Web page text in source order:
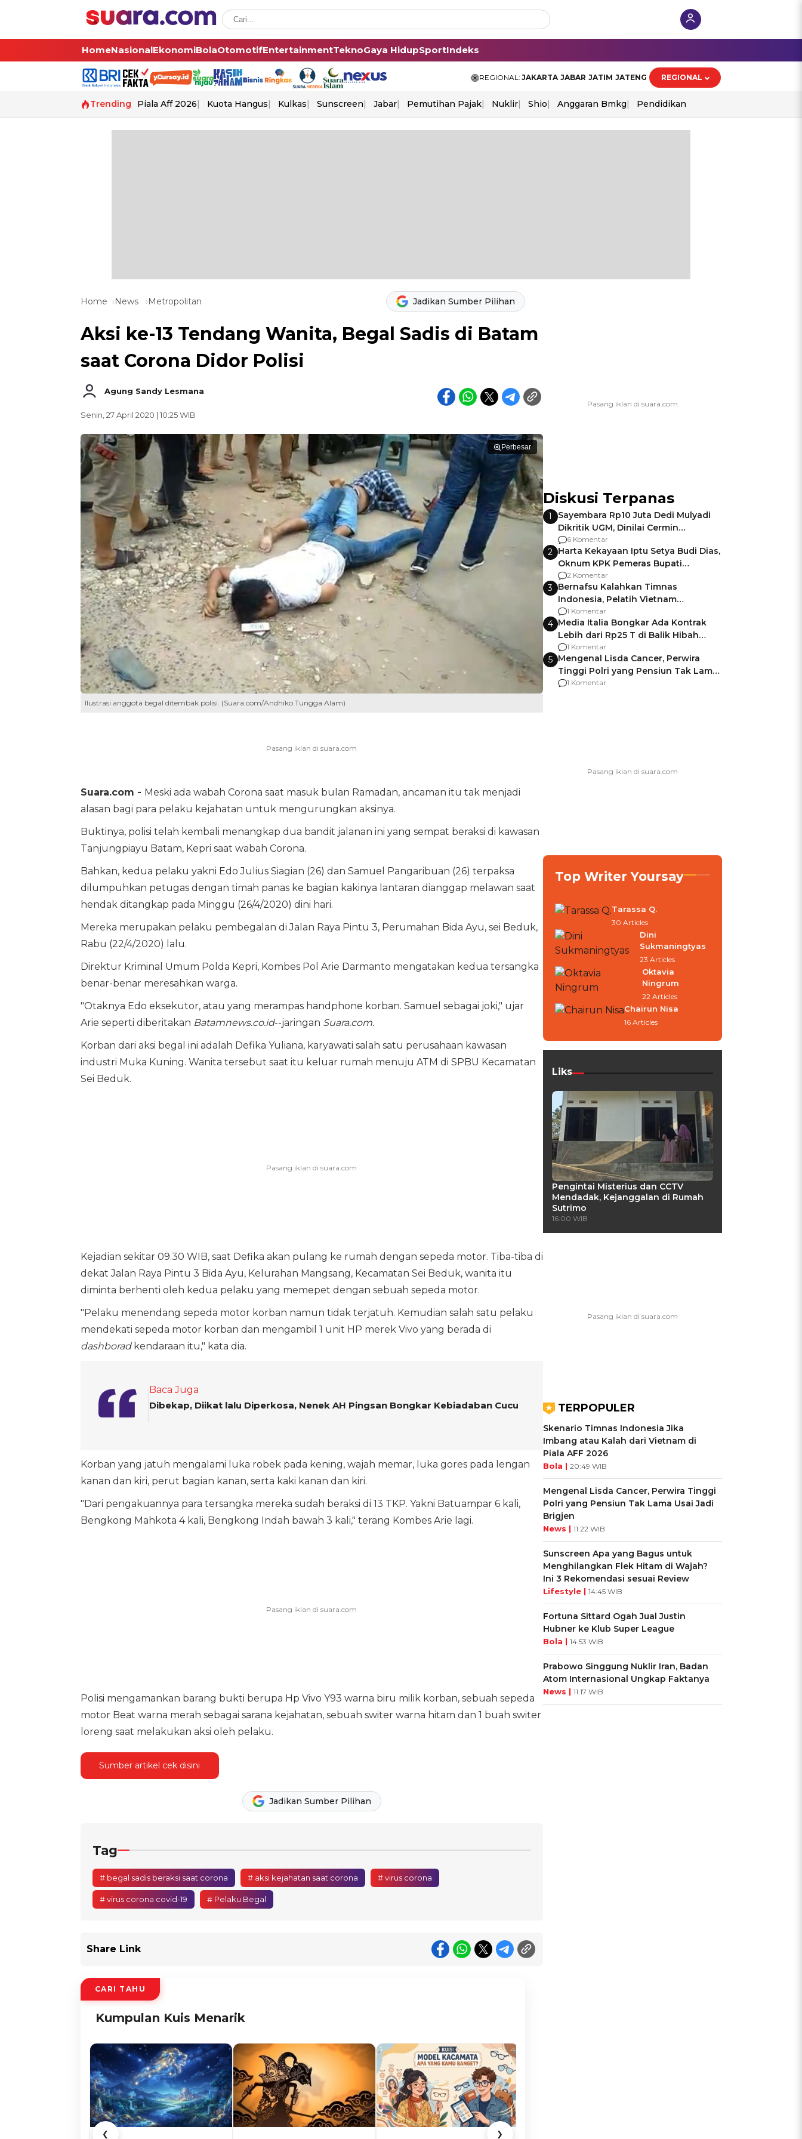
HomeNasionalEkonomiBolaOtomotifEntertainmentTeknoGaya HidupSportIndeks
REGIONAL: JAKARTA JABAR JATIM JATENG REGIONAL
Trending Piala Aff 2026 Kuota Hangus Kulkas Sunscreen Jabar Pemutihan Pajak Nuklir Shio Anggaran Bmkg Pendidikan
Home News Metropolitan Jadikan Sumber Pilihan
Aksi ke-13 Tendang Wanita, Begal Sadis di Batam
saat Corona Didor Polisi
Agung Sandy Lesmana
Senin, 27 April 2020 | 10:25 WIB
Perbesar
Ilustrasi anggota begal ditembak polisi. (Suara.com/Andhiko Tungga Alam)
Suara.com - Meski ada wabah Corona saat masuk bulan Ramadan, ancaman itu tak menjadi
alasan bagi para pelaku kejahatan untuk mengurungkan aksinya.
Buktinya, polisi telah kembali menangkap dua bandit jalanan ini yang sempat beraksi di kawasan
Tanjungpiayu Batam, Kepri saat wabah Corona.
Bahkan, kedua pelaku yakni Edo Julius Siagian (26) dan Samuel Pangaribuan (26) terpaksa
dilumpuhkan petugas dengan timah panas ke bagian kakinya lantaran dianggap melawan saat
hendak ditangkap pada Minggu (26/4/2020) dini hari.
Mereka merupakan pelaku pembegalan di Jalan Raya Pintu 3, Perumahan Bida Ayu, sei Beduk,
Rabu (22/4/2020) lalu.
Direktur Kriminal Umum Polda Kepri, Kombes Pol Arie Darmanto mengatakan kedua tersangka
benar-benar meresahkan warga.
"Otaknya Edo eksekutor, atau yang merampas handphone korban. Samuel sebagai joki," ujar
Arie seperti diberitakan Batamnews.co.id--jaringan Suara.com.
Korban dari aksi begal ini adalah Defika Yuliana, karyawati salah satu perusahaan kawasan
industri Muka Kuning. Wanita tersebut saat itu keluar rumah menuju ATM di SPBU Kecamatan
Sei Beduk.
Kejadian sekitar 09.30 WIB, saat Defika akan pulang ke rumah dengan sepeda motor. Tiba-tiba di
dekat Jalan Raya Pintu 3 Bida Ayu, Kelurahan Mangsang, Kecamatan Sei Beduk, wanita itu
diminta berhenti oleh kedua pelaku yang memepet dengan sebuah sepeda motor.
"Pelaku menendang sepeda motor korban namun tidak terjatuh. Kemudian salah satu pelaku
mendekati sepeda motor korban dan mengambil 1 unit HP merek Vivo yang berada di
dashboradkendaraan itu," kata dia.
Baca Juga
Dibekap, Diikat lalu Diperkosa, Nenek AH Pingsan Bongkar Kebiadaban Cucu
Korban yang jatuh mengalami luka robek pada kening, wajah memar, luka gores pada lengan
kanan dan kiri, perut bagian kanan, serta kaki kanan dan kiri.
"Dari pengakuannya para tersangka mereka sudah beraksi di 13 TKP. Yakni Batuampar 6 kali,
Bengkong Mahkota 4 kali, Bengkong Indah bawah 3 kali," terang Kombes Arie lagi.
Polisi mengamankan barang bukti berupa Hp Vivo Y93 warna biru milik korban, sebuah sepeda
motor Beat warna merah sebagai sarana kejahatan, sebuah switer warna hitam dan 1 buah switer
loreng saat melakukan aksi oleh pelaku.
Sumber artikel cek disini
Jadikan Sumber Pilihan
Tag
# begal sadis beraksi saat corona # aksi kejahatan saat corona # virus corona
# virus corona covid-19 # Pelaku Begal
Share Link
CARI TAHU
Kumpulan Kuis Menarik
❮ ❯
Diskusi Terpanas
1
Sayembara Rp10 Juta Dedi Mulyadi
Dikritik UGM, Dinilai Cermin
Gagalnya Negara Jamin Keamanan
6 Komentar
2 Harta Kekayaan Iptu Setya Budi Dias,
Oknum KPK Pemeras Bupati
Pemalang
2 Komentar
3 Bernafsu Kalahkan Timnas
Indonesia, Pelatih Vietnam
Berencana Pakai Jimat di Pakansari
1 Komentar
4 Media Italia Bongkar Ada Kontrak
Lebih dari Rp25 T di Balik Hibah
Kapal Induk Giuseppe Garibaldi
1 Komentar
5 Mengenal Lisda Cancer, Perwira
Tinggi Polri yang Pensiun Tak Lama
Usai Jadi Brigjen
1 Komentar
Top Writer Yoursay
Tarassa Q.
30 Articles
Dini
Sukmaningtyas
23 Articles
Oktavia
Ningrum
22 Articles
Chairun Nisa
16 Articles
Liks
Pengintai Misterius dan CCTV
Mendadak, Kejanggalan di Rumah
Sutrimo
16:00 WIB
TERPOPULER
Skenario Timnas Indonesia Jika
Imbang atau Kalah dari Vietnam di
Piala AFF 2026
Bola | 20:49 WIB
Mengenal Lisda Cancer, Perwira Tinggi
Polri yang Pensiun Tak Lama Usai Jadi
Brigjen
News | 11:22 WIB
Sunscreen Apa yang Bagus untuk
Menghilangkan Flek Hitam di Wajah?
Ini 3 Rekomendasi sesuai Review
Lifestyle | 14:45 WIB
Fortuna Sittard Ogah Jual Justin
Hubner ke Klub Super League
Bola | 14:53 WIB
Prabowo Singgung Nuklir Iran, Badan
Atom Internasional Ungkap Faktanya
News | 11:17 WIB